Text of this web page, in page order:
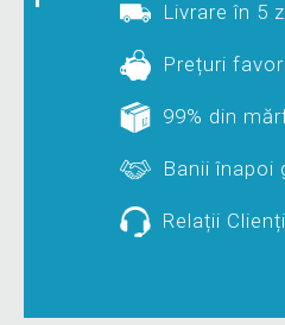
Livrare în 5
Prețuri
99% din
Banii înapoi
Relații Clienți